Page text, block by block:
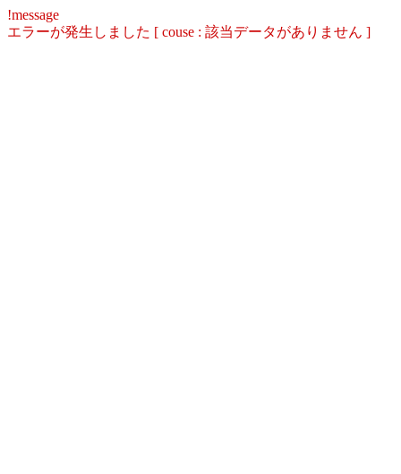
!message
エラーが発生しました [ couse : 該当データがありません ]